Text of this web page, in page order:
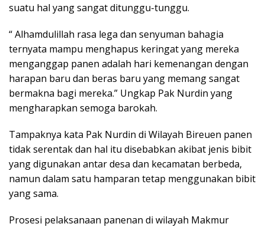
suatu hal yang sangat ditunggu-tunggu.
“ Alhamdulillah rasa lega dan senyuman bahagia
ternyata mampu menghapus keringat yang mereka
menganggap panen adalah hari kemenangan dengan
harapan baru dan beras baru yang memang sangat
bermakna bagi mereka.” Ungkap Pak Nurdin yang
mengharapkan semoga barokah.
Tampaknya kata Pak Nurdin di Wilayah Bireuen panen
tidak serentak dan hal itu disebabkan akibat jenis bibit
yang digunakan antar desa dan kecamatan berbeda,
namun dalam satu hamparan tetap menggunakan bibit
yang sama.
Prosesi pelaksanaan panenan di wilayah Makmur